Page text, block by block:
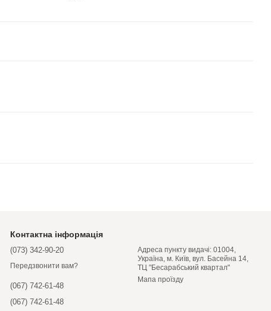
Контактна інформація
(073) 342-90-20
Передзвонити вам?
(067) 742-61-48
(067) 742-61-48
Адреса пункту видачі: 01004,
Україна, м. Київ, вул. Басейна 14,
ТЦ "Бесарабський квартал"
Мапа проїзду